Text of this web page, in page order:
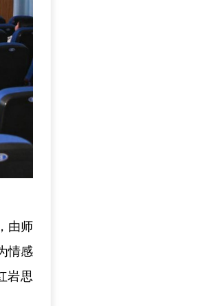
由师
情感
岩思